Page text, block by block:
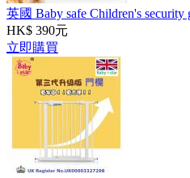
英國 Baby safe Children's
HK$ 390元
立即購買